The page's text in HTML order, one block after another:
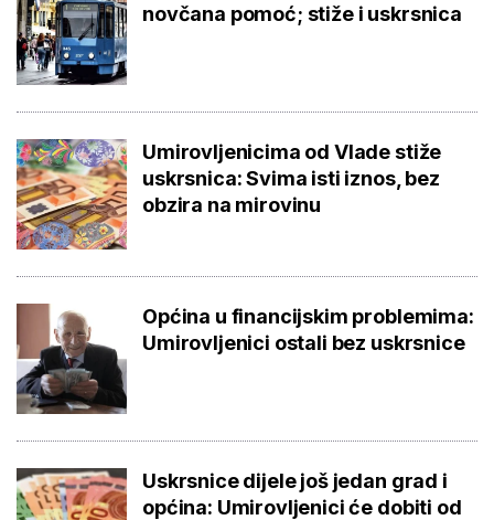
novčana pomoć; stiže i uskrsnica
Umirovljenicima od Vlade stiže
uskrsnica: Svima isti iznos, bez
obzira na mirovinu
Općina u financijskim problemima:
Umirovljenici ostali bez uskrsnice
Uskrsnice dijele još jedan grad i
općina: Umirovljenici će dobiti od